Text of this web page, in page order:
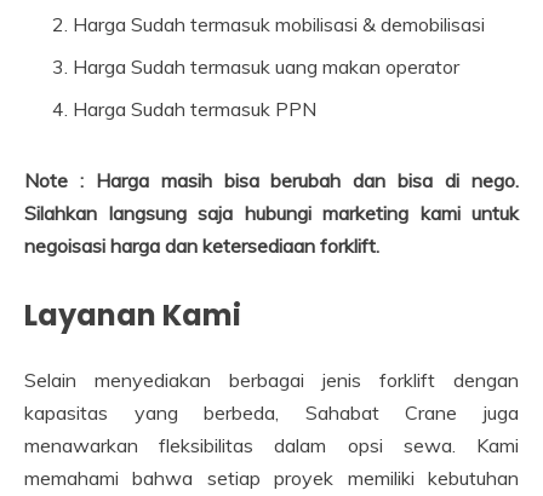
Harga Sudah termasuk mobilisasi & demobilisasi
Harga Sudah termasuk uang makan operator
Harga Sudah termasuk PPN
Note : Harga masih bisa berubah dan bisa di nego.
Silahkan langsung saja hubungi marketing kami untuk
negoisasi harga dan ketersediaan forklift.
Layanan Kami
Selain menyediakan berbagai jenis forklift dengan
kapasitas yang berbeda, Sahabat Crane juga
menawarkan fleksibilitas dalam opsi sewa. Kami
memahami bahwa setiap proyek memiliki kebutuhan